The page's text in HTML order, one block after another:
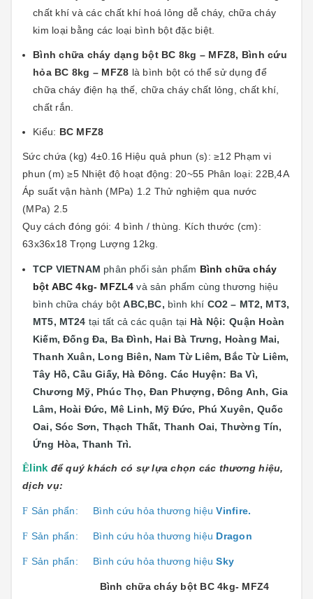
chất khí và các chất khí hoá lỏng dễ cháy, chữa cháy
kim loại bằng các loại bình bột đặc biệt.
Bình chữa cháy dạng bột BC 8kg – MFZ8, Bình cứu
hỏa BC 8kg – MFZ8 là bình bột có thể sử dụng để
chữa cháy điện hạ thế, chữa cháy chất lỏng, chất khí,
chất rắn.
Kiểu: BC MFZ8
Sức chứa (kg) 4±0.16 Hiệu quả phun (s): ≥12 Phạm vi
phun (m) ≥5 Nhiệt độ hoạt động: 20~55 Phân loại: 22B,4A
Áp suất vận hành (MPa) 1.2 Thử nghiệm qua nước
(MPa) 2.5
Quy cách đóng gói: 4 bình / thùng. Kích thước (cm):
63x36x18 Trọng Lượng 12kg.
TCP VIETNAM phân phối sản phẩm Bình chữa cháy
bột ABC 4kg- MFZL4 và sản phẩm cùng thương hiệu
bình chữa cháy bộtABC,BC, bình khí CO2 – MT2, MT3,
MT5, MT24 tại tất cả các quận tại Hà Nội: Quận Hoàn
Kiếm, Đống Đa, Ba Đình, Hai Bà Trưng, Hoàng Mai,
Thanh Xuân, Long Biên, Nam Từ Liêm, Bắc Từ Liêm,
Tây Hồ, Cầu Giấy, Hà Đông. Các Huyện: Ba Vì,
Chương Mỹ, Phúc Thọ, Đan Phượng, Đông Anh, Gia
Lâm, Hoài Đức, Mê Linh, Mỹ Đức, Phú Xuyên, Quốc
Oai, Sóc Sơn, Thạch Thất, Thanh Oai, Thường Tín,
Ứng Hòa, Thanh Trì.
Ê link để quý khách có sự lựa chọn các thương hiệu,
dịch vụ:
F Sản phẩn: Bình cứu hỏa thương hiệuVinfire.
F Sản phẩn: Bình cứu hỏa thương hiệu Dragon
F Sản phẩn: Bình cứu hỏa thương hiệuSky
Bình chữa cháy bột BC 4kg- MFZ4